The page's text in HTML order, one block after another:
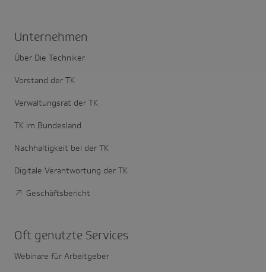
Unter­nehmen
Über Die Techniker
Vorstand der TK
Verwaltungsrat der TK
TK im Bundesland
Nachhaltigkeit bei der TK
Digitale Verantwortung der TK
Geschäftsbericht
Oft genutzte Services
Webinare für Arbeitgeber